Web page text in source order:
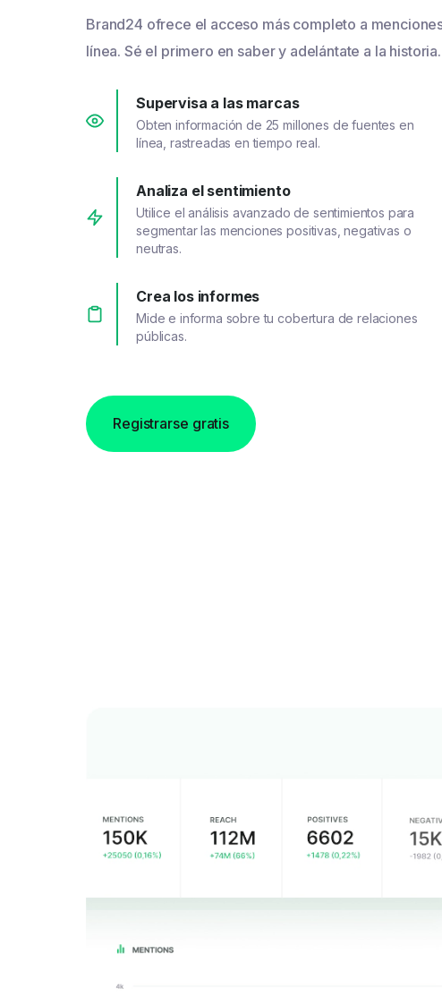
Brand24 ofrece el acceso más completo a
línea. Sé el primero en saber y adelántate a la historia.
Supervisa a las marcas
Obten información de 25 millones de fuentes en
línea, rastreadas en tiempo real.
Analiza el sentimiento
Utilice el análisis avanzado de sentimientos para
segmentar las menciones positivas, negativas o
neutras.
Crea los informes
Mide e informa sobre tu cobertura de relaciones
públicas.
Registrarse gratis